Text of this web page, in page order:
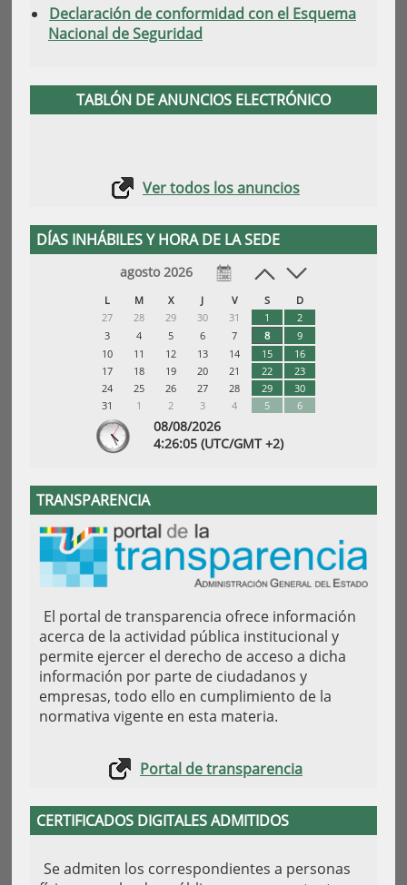
Declaración de conformidad con el Esquema
Nacional de Seguridad
TABLÓN DE ANUNCIOS ELECTRÓNICO
Ver todos los anuncios
DÍAS INHÁBILES Y HORA DE LA SEDE
agosto 2026
L M X J V S
D
27
28 29 30 31 1
2
3
4 5 6 7 8
9
10
11 12 13 14 15
16
17
18 19 20 21 22
23
24
25 26 27 28 29
30
31
1 2 3 4 5 6
08/08/2026
4:26:05 (UTC/GMT +2)
TRANSPARENCIA
El portal de transparencia ofrece información
acerca de la actividad pública institucional y
permite ejercer el derecho de acceso a dicha
información por parte de ciudadanos y
empresas, todo ello en cumplimiento de la
normativa vigente en esta materia.
Portal de transparencia
CERTIFICADOS DIGITALES ADMITIDOS
Se admiten los correspondientes a personas